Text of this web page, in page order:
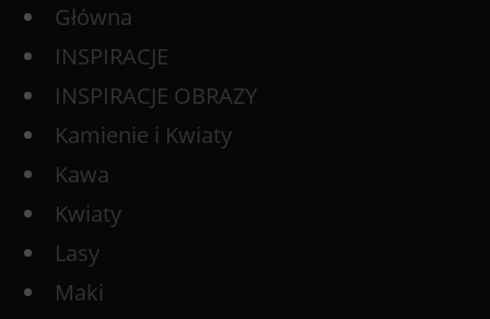
Główna
INSPIRACJE
INSPIRACJE OBRAZY
Kamienie i Kwiaty
Kawa
Kwiaty
Lasy
Maki